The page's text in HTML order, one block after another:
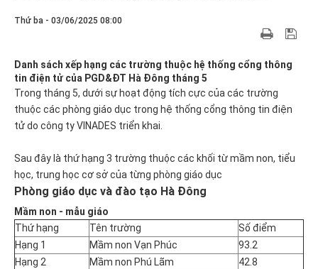
Thứ ba - 03/06/2025 08:00
Danh sách xếp hạng các trường thuộc hệ thống cổng thông
tin điện tử của PGD&ĐT Hà Đông tháng 5
Trong tháng 5, dưới sự hoạt động tích cực của các trường
thuộc các phòng giáo dục trong hệ thống cổng thông tin điện
tử do công ty VINADES triển khai.
Sau đây là thứ hạng 3 trường thuộc các khối từ mầm non, tiểu
học, trung học cơ sở của từng phòng giáo dục
Phòng giáo dục và đào tạo Hà Đông
Mầm non - mẫu giáo
Thứ hạng
Tên trường
Số điểm
Hạng 1
Mầm non Vạn Phúc
93.2
Hạng 2
Mầm non Phú Lãm
42.8